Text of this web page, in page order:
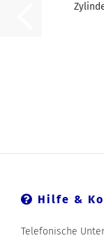
Hilfe &
Telefonische